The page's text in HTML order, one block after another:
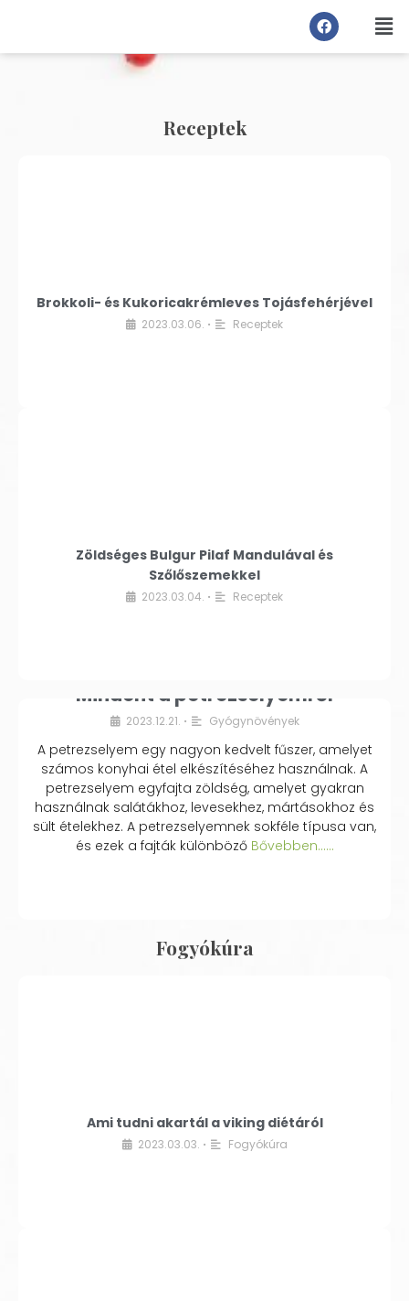
Receptek
Brokkoli- és Kukoricakrémleves Tojásfehérjével
2023.03.06. • Receptek
Zöldséges Bulgur Pilaf Mandulával és
Szőlőszemekkel
2023.03.04. • Receptek
Mindent a petrezselyemről
2023.12.21. • Gyógynövények
A petrezselyem egy nagyon kedvelt fűszer, amelyet
számos konyhai étel elkészítéséhez használnak. A
petrezselyem egyfajta zöldség, amelyet gyakran
használnak salátákhoz, levesekhez, mártásokhoz és
sült ételekhez. A petrezselyemnek sokféle típusa van,
és ezek a fajták különbözőBővebben...…
Fogyókúra
Ami tudni akartál a viking diétáról
2023.03.03. • Fogyókúra